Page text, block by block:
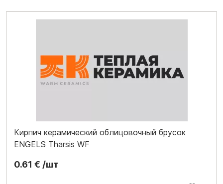
Кирпич керамический облицовочный брусок
ENGELS Tharsis WF
0.61 € /шт